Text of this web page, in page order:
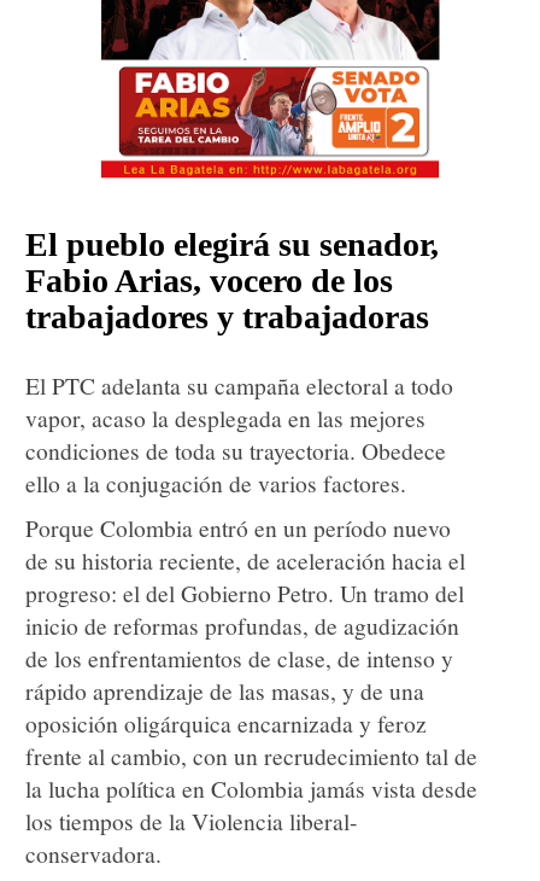
El pueblo elegirá su senador,
Fabio Arias, vocero de los
trabajadores y trabajadoras
El PTC adelanta su campaña electoral a todo
vapor, acaso la desplegada en las mejores
condiciones de toda su trayectoria. Obedece
ello a la conjugación de varios factores.
Porque Colombia entró en un período nuevo
de su historia reciente, de aceleración hacia el
progreso: el del Gobierno Petro. Un tramo del
inicio de reformas profundas, de agudización
de los enfrentamientos de clase, de intenso y
rápido aprendizaje de las masas, y de una
oposición oligárquica encarnizada y feroz
frente al cambio, con un recrudecimiento tal de
la lucha política en Colombia jamás vista desde
los tiempos de la Violencia liberal-
conservadora.